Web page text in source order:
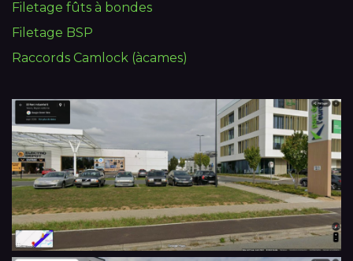
Filetage fûts à bondes
Filetage BSP
Raccords Camlock (àcames)